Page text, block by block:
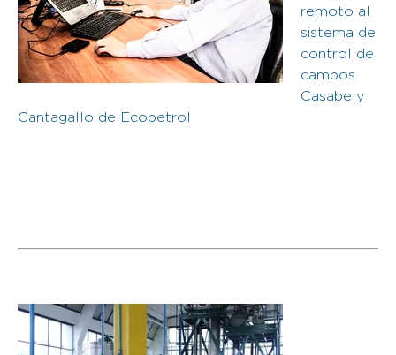
remoto al
sistema de
control de
campos
Casabe y
Cantagallo de Ecopetrol